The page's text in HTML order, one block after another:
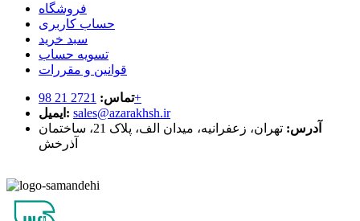
فروشگاه
حساب کاربری
سبد خرید
تسویه حساب
قوانین و مقررات
تماس:2721 21 98+
ایمیل: sales@azarakhsh.ir
آدرس:
تهران، زعفرانیه، میدان الف، پلاک 21، ساختمان
آذرخش